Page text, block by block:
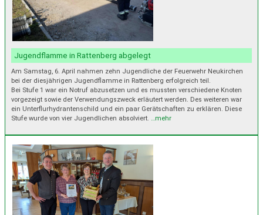
Jugendflamme in Rattenberg abgelegt
Am Samstag, 6. April nahmen zehn Jugendliche der Feuerwehr Neukirchen
bei der diesjährigen Jugendflamme in Rattenberg erfolgreich teil.
Bei Stufe 1 war ein Notruf abzusetzen und es mussten verschiedene Knoten
vorgezeigt sowie der Verwendungszweck erläutert werden. Des weiteren war
ein Unterflurhydrantenschild und ein paar Gerätschaften zu erklären. Diese
Stufe wurde von vier Jugendlichen absolviert. …mehr